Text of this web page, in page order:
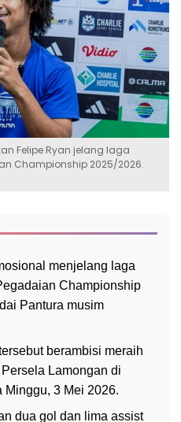
Felipe Ryan jelang laga
Championship 2025/2026.
menjelang laga
Championship
Pantura musim
berambisi meraih
Lamongan di
3 Mei 2026.
dua gol dan lima assist